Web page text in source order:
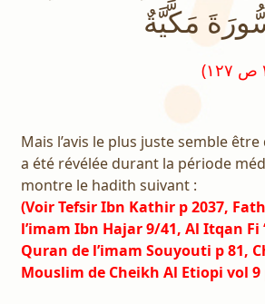
مَكَّيَّةٌ
Mais l’avis le plus juste semble
a été révélée durant la période
montre le hadith suivant :
(Voir Tefsir Ibn Kathir p 2037,
l’imam Ibn Hajar 9/41, Al Itqan Fi
Quran de l’imam Souyouti p 81,
Mouslim de Cheikh Al Etiopi vol 9